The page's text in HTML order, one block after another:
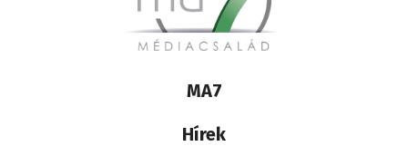
Lábléc
médiacsalád
MA7
Hírek